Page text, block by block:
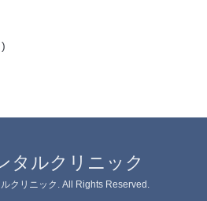
タルクリニック
クリニック . All Rights Reserved.